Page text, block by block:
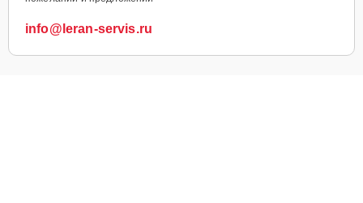
info@leran-servis.ru